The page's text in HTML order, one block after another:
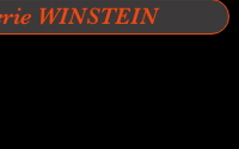
WINSTEIN